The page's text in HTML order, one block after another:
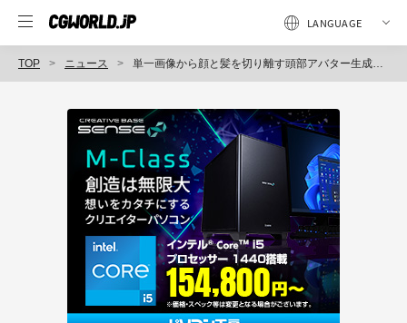
TOP ニュース 単一画像から顔と髪を切り離す頭部アバター生成手法「One-shot Compositional 3D Head Avatars with Deformable Hair」発表 3DGS、FLAME、物理演算の活用により自然なフェイシャル＆ヘアアニメーションを実現